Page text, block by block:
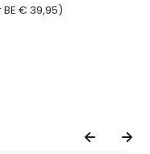
€ 39,95)